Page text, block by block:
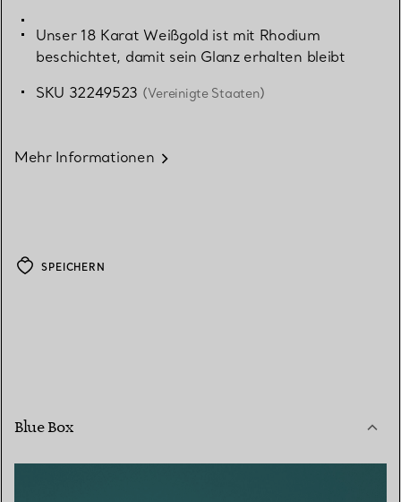
Unser 18 Karat Weißgold ist mit Rhodium
beschichtet, damit sein Glanz erhalten bleibt
SKU 32249523 (Vereinigte Staaten)
Mehr Informationen
SPEICHERN
Blue Box